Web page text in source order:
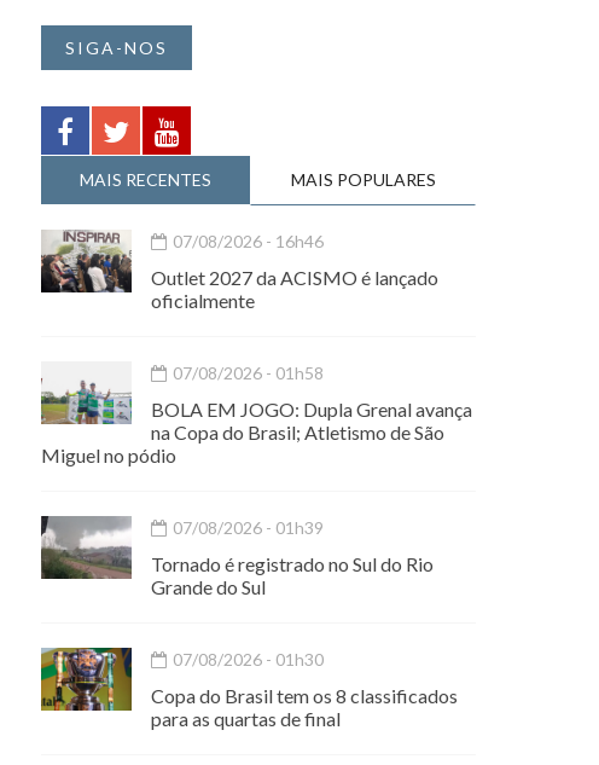
SIGA-NOS
MAIS RECENTES MAIS POPULARES
07/08/2026 - 16h46
Outlet 2027 da ACISMO é lançado
oficialmente
07/08/2026 - 01h58
BOLA EM JOGO: Dupla Grenal avança
na Copa do Brasil; Atletismo de São
Miguel no pódio
07/08/2026 - 01h39
Tornado é registrado no Sul do Rio
Grande do Sul
07/08/2026 - 01h30
Copa do Brasil tem os 8 classificados
para as quartas de final